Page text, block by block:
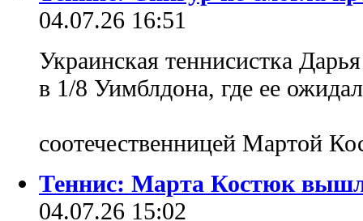
04.07.26 16:51
Украинская теннисистка
в 1/8 Уимблдона, где ее
соотечественницей Мартой
Теннис: Марта Костюк
04.07.26 15:02